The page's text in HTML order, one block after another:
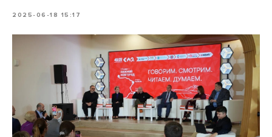
2025-06-18 15:17